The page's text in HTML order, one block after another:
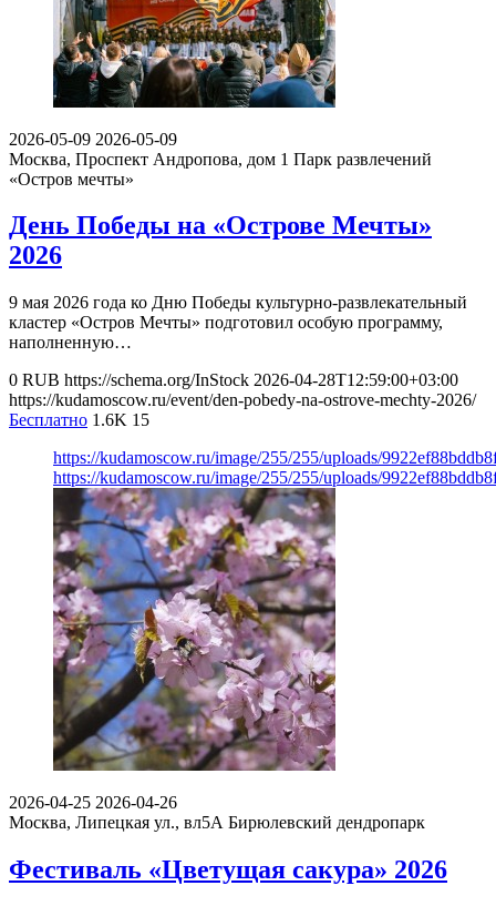
2026-05-09 2026-05-09
Москва, Проспект Андропова, дом 1 Парк развлечений
«Остров мечты»
День Победы на «Острове Мечты»
2026
9 мая 2026 года ко Дню Победы культурно-развлекательный
кластер «Остров Мечты» подготовил особую программу,
наполненную…
0 RUB https://schema.org/InStock 2026-04-28T12:59:00+03:00
https://kudamoscow.ru/event/den-pobedy-na-ostrove-mechty-2026/
Бесплатно 1.6K 15
https://kudamoscow.ru/image/255/255/uploads/
https://kudamoscow.ru/image/255/255/uploads/
2026-04-25 2026-04-26
Москва, Липецкая ул., вл5А Бирюлевский дендропарк
Фестиваль «Цветущая сакура» 2026